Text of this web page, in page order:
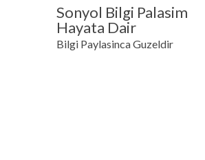
Sonyol Bilgi Palasim
Hayata Dair
Bilgi Paylasinca Guzeldir